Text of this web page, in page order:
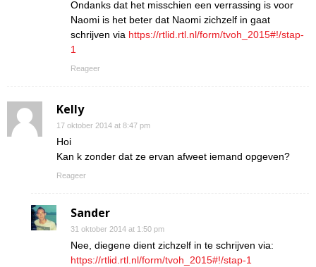
Ondanks dat het misschien een verrassing is voor
Naomi is het beter dat Naomi zichzelf in gaat
schrijven via https://rtlid.rtl.nl/form/tvoh_2015#!/stap-
1
Reageer
Kelly
17 oktober 2014 at 8:47 pm
Hoi
Kan k zonder dat ze ervan afweet iemand opgeven?
Reageer
Sander
31 oktober 2014 at 1:50 pm
Nee, diegene dient zichzelf in te schrijven via:
https://rtlid.rtl.nl/form/tvoh_2015#!/stap-1